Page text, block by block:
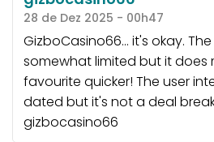
28 de Dez 2025 - 00h47
GizboCasino66... it's okay.
somewhat limited but it does
favourite quicker! The user
dated but it's not a deal
gizbocasino66